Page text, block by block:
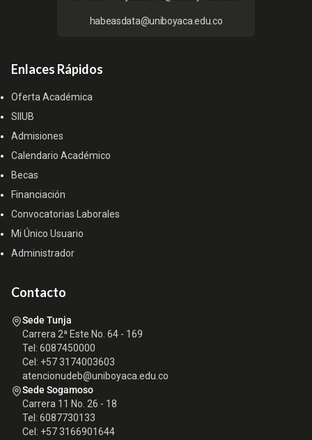
habeasdata@uniboyaca.edu.co
Enlaces Rápidos
Oferta Académica
SIIUB
Admisiones
Calendario Académico
Becas
Financiación
Convocatorias Laborales
Mi Único Usuario
Administrador
Contacto
Sede Tunja
Carrera 2ª Este No. 64 - 169
Tel: 6087450000
Cel: +57 3174003603
atencionudeb@uniboyaca.edu.co
Sede Sogamoso
Carrera 11 No. 26 - 18
Tel: 6087730133
Cel: +57 3166901644